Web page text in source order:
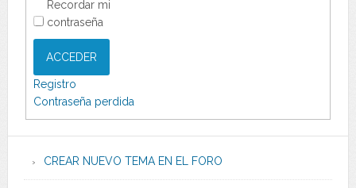
Recordar mi
contraseña
ACCEDER
Registro
Contraseña perdida
CREAR NUEVO TEMA EN EL FORO